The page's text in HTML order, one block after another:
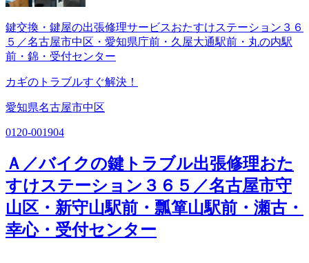
鍵交換・鍵屋の出張修理サービスおたすけステーション３６
５／名古屋市中区・愛知県庁前・久屋大通駅前・丸の内駅
前・錦・受付センター
カギのトラブルすぐ解決！
愛知県名古屋市中区
0120-001904
Ａ／バイクの鍵トラブル出張修理おた
すけステーション３６５／名古屋市守
山区・新守山駅前・瓢箪山駅前・瀬古・
幸心・受付センター